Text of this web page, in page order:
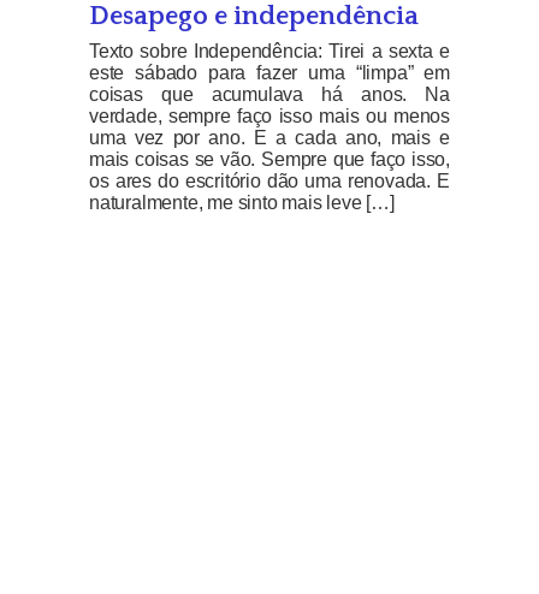
Desapego e independência
Texto sobre Independência: Tirei a sexta e
este sábado para fazer uma “limpa” em
coisas que acumulava há anos. Na
verdade, sempre faço isso mais ou menos
uma vez por ano. E a cada ano, mais e
mais coisas se vão. Sempre que faço isso,
os ares do escritório dão uma renovada. E
naturalmente, me sinto mais leve […]